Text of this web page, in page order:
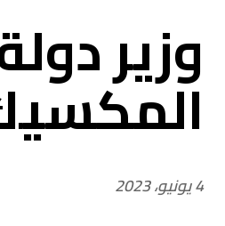
وزير
4 يونيو، 2023